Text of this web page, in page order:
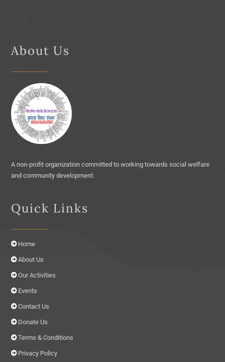
About Us
A non-profit organization committed to working towards social welfare
and community development.
Quick Links
Home
About Us
Our Activities
Events
Contact Us
Donate Us
Terms & Conditions
Privacy Policy